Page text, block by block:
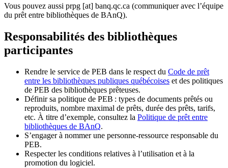
Vous pouvez aussi prpg [at] banq.qc.ca (communiquer avec l’équipe
du prêt entre bibliothèques de BAnQ).
Responsabilités des bibliothèques
participantes
Rendre le service de PEB dans le respect du Code de prêt
entre les bibliothèques publiques québécoises et des politiques
de PEB des bibliothèques prêteuses.
Définir sa politique de PEB : types de documents prêtés ou
reproduits, nombre maximal de prêts, durée des prêts, tarifs,
etc. À titre d’exemple, consultez la Politique de prêt entre
bibliothèques de BAnQ.
S’engager à nommer une personne-ressource responsable du
PEB.
Respecter les conditions relatives à l’utilisation et à la
promotion du logiciel.